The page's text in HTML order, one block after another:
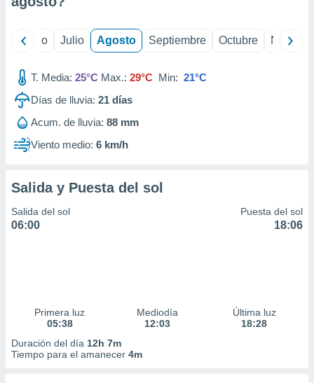
mediante
publicidad
publicidad
1199
Junio Julio Agosto Septiembre Octubre
T. Media: 25°C Max.: 29°C Min: 21°C
Días de lluvia: 21 días
Acum. de lluvia: 88 mm
Viento medio: 6 km/h
Salida y Puesta del sol
Salida del sol
06:00
Puesta del sol
18:06
Primera luz
05:38
Mediodía
12:03
Última luz
18:28
Duración del día 12h 7m
Tiempo para el amanecer 4m